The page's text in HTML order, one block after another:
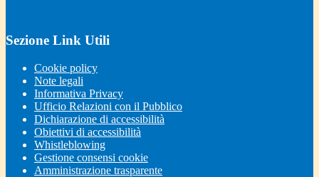
Sezione Link Utili
Cookie policy
Note legali
Informativa Privacy
Ufficio Relazioni con il Pubblico
Dichiarazione di accessibilità
Obiettivi di accessibilità
Whistleblowing
Gestione consensi cookie
Amministrazione trasparente